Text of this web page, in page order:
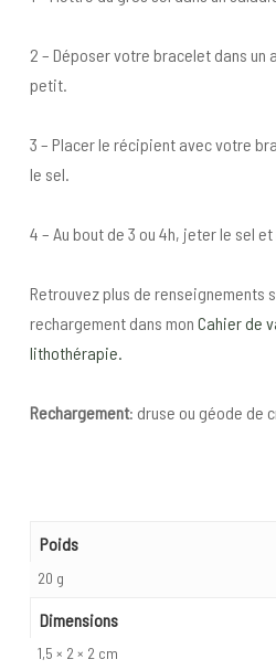
2 – Déposer votre bracelet dans un
petit.
3 – Placer le récipient avec votre
le sel.
4 – Au bout de 3 ou 4h, jeter le sel
Retrouvez plus de renseignements
rechargement dans mon Cahier de
lithothérapie.
Rechargement: druse ou géode de
Poids
20 g
Dimensions
1,5 × 2 × 2 cm